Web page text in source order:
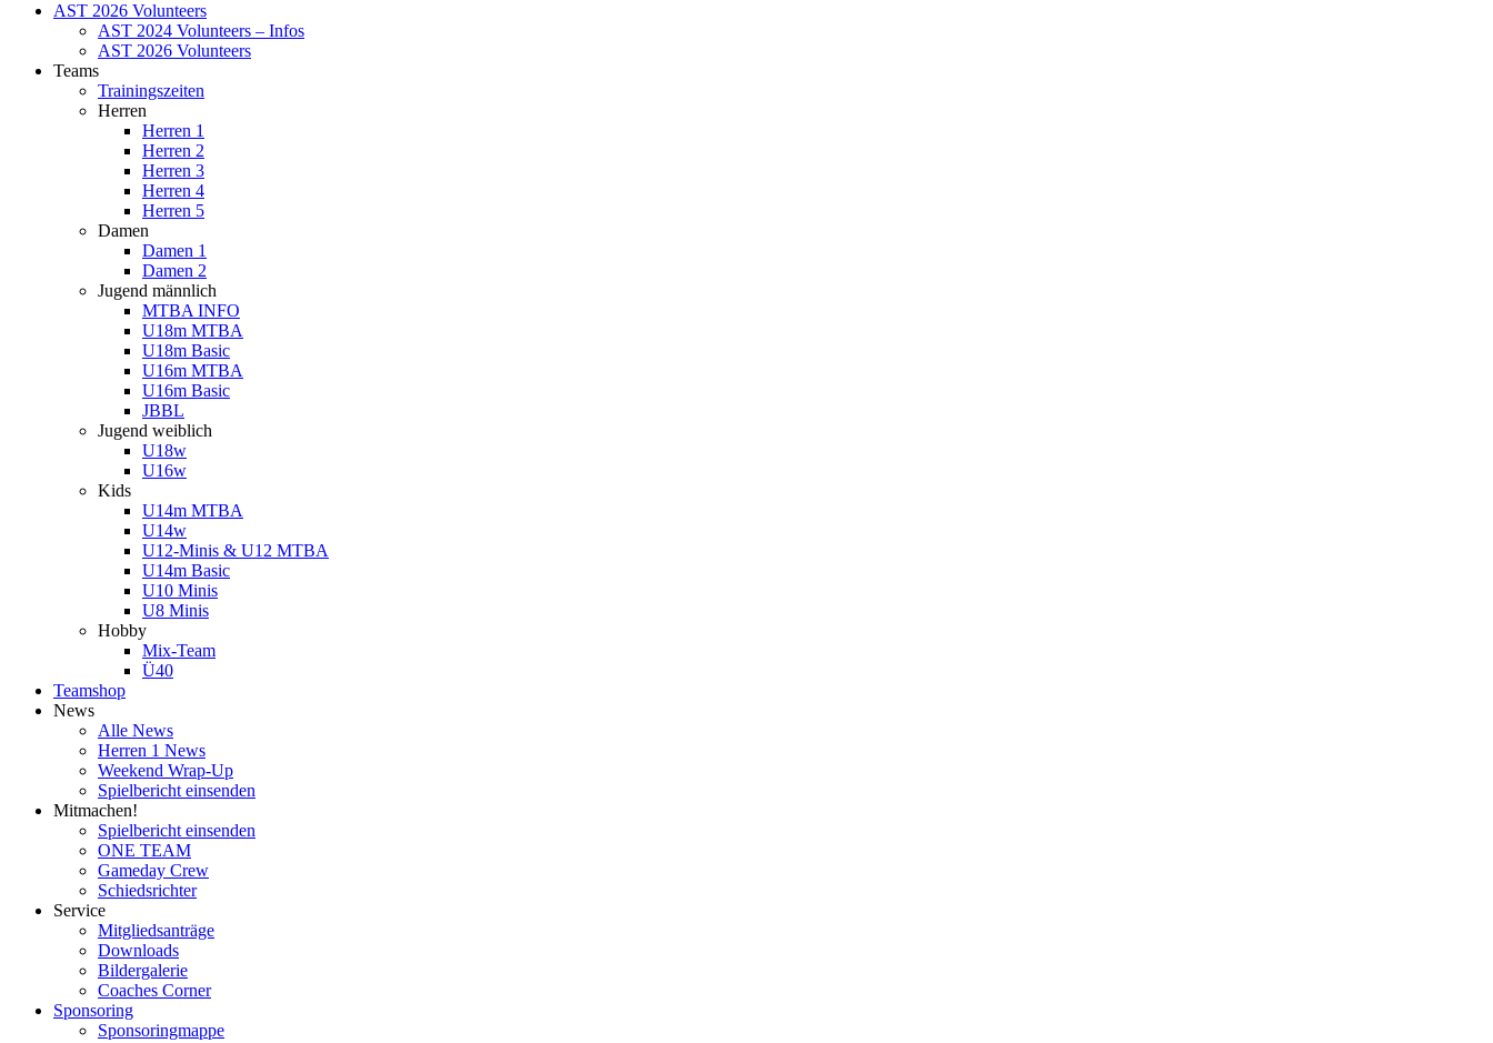
AST 2026 Volunteers
AST 2024 Volunteers – Infos
AST 2026 Volunteers
Teams
Trainingszeiten
Herren
Herren 1
Herren 2
Herren 3
Herren 4
Herren 5
Damen
Damen 1
Damen 2
Jugend männlich
MTBA INFO
U18m MTBA
U18m Basic
U16m MTBA
U16m Basic
JBBL
Jugend weiblich
U18w
U16w
Kids
U14m MTBA
U14w
U12-Minis & U12 MTBA
U14m Basic
U10 Minis
U8 Minis
Hobby
Mix-Team
Ü40
Teamshop
News
Alle News
Herren 1 News
Weekend Wrap-Up
Spielbericht einsenden
Mitmachen!
Spielbericht einsenden
ONE TEAM
Gameday Crew
Schiedsrichter
Service
Mitgliedsanträge
Downloads
Bildergalerie
Coaches Corner
Sponsoring
Sponsoringmappe